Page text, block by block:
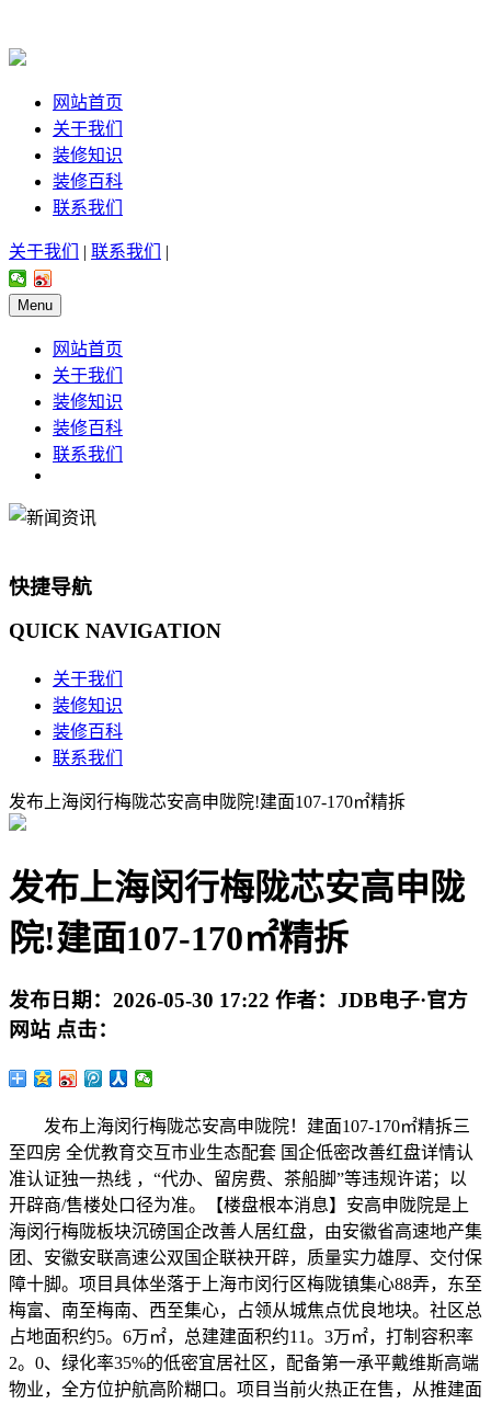
网站首页
关于我们
装修知识
装修百科
联系我们
关于我们 | 联系我们 |
Menu
网站首页
关于我们
装修知识
装修百科
联系我们
快捷导航
QUICK NAVIGATION
关于我们
装修知识
装修百科
联系我们
发布上海闵行梅陇芯安高申陇院!建面107-170㎡精拆
发布上海闵行梅陇芯安高申陇
院!建面107-170㎡精拆
发布日期： 2026-05-30 17:22 作者： JDB电子·官方
网站 点击：
发布上海闵行梅陇芯安高申陇院！建面107-170㎡精拆三
至四房 全优教育交互市业生态配套 国企低密改善红盘详情认
准认证独一热线 ，“代办、留房费、茶船脚”等违规许诺；以
开辟商/售楼处口径为准。【楼盘根本消息】安高申陇院是上
海闵行梅陇板块沉磅国企改善人居红盘，由安徽省高速地产集
团、安徽安联高速公双国企联袂开辟，质量实力雄厚、交付保
障十脚。项目具体坐落于上海市闵行区梅陇镇集心88弄，东至
梅富、南至梅南、西至集心，占领从城焦点优良地块。社区总
占地面积约5。6万㎡，总建建面积约11。3万㎡，打制容积率
2。0、绿化率35%的低密宜居社区，配备第一承平戴维斯高端
物业，全方位护航高阶糊口。项目当前火热正在售，从推建面